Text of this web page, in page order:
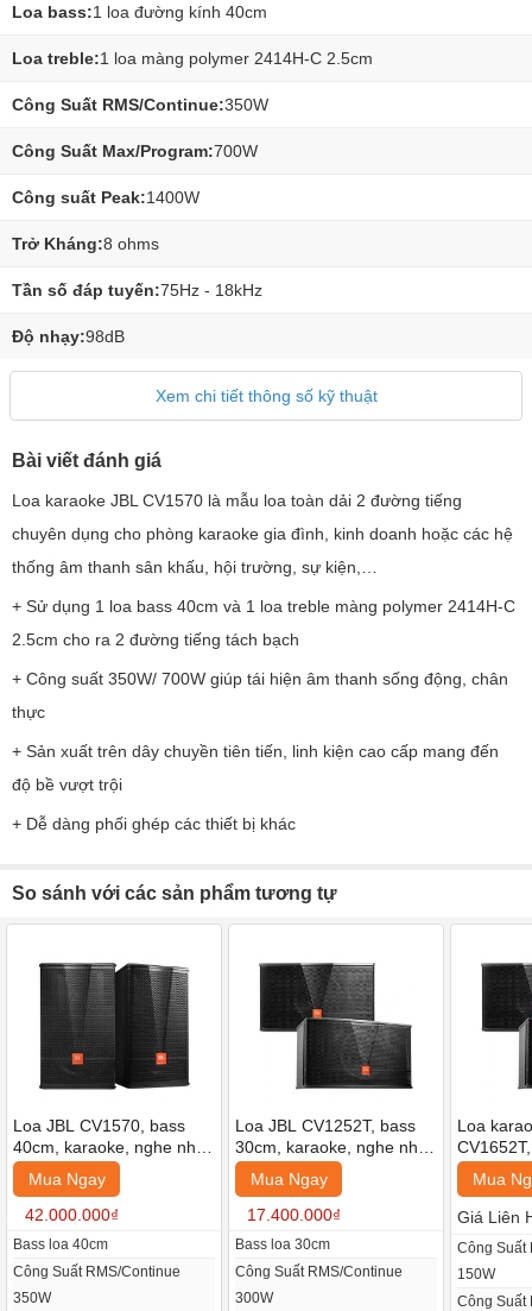
Loa bass:1 loa đường kính 40cm
Loa treble:1 loa màng polymer 2414H-C 2.5cm
Công Suất RMS/Continue:350W
Công Suất Max/Program:700W
Công suất Peak:1400W
Trở Kháng:8 ohms
Tần số đáp tuyến:75Hz - 18kHz
Độ nhạy:98dB
Xem chi tiết thông số kỹ thuật
Bài viết đánh giá
Loa karaoke JBL CV1570 là mẫu loa toàn dải 2 đường tiếng
chuyên dụng cho phòng karaoke gia đình, kinh doanh hoặc các hệ
thống âm thanh sân khấu, hội trường, sự kiện,…
+ Sử dụng 1 loa bass 40cm và 1 loa treble màng polymer 2414H-C
2.5cm cho ra 2 đường tiếng tách bạch
+ Công suất 350W/ 700W giúp tái hiện âm thanh sống động, chân
thực
+ Sản xuất trên dây chuyền tiên tiến, linh kiện cao cấp mang đến
độ bề vượt trội
+ Dễ dàng phối ghép các thiết bị khác
So sánh với các sản phẩm tương tự
Loa JBL CV1570, bass
40cm, karaoke, nghe nhạc
(Giá 2 chiếc)
Mua Ngay
42.000.000₫
Bass loa 40cm
Công Suất RMS/Continue
350W
Loa JBL CV1252T, bass
30cm, karaoke, nghe nhạc
(Giá 2 chiếc)
Mua Ngay
17.400.000₫
Bass loa 30cm
Công Suất RMS/Continue
300W
Loa
karaoke,
chiếc)
Mua
Giá Liên
Công Suất
150W
Công Suất